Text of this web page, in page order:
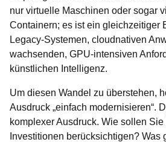
nur virtuelle Maschinen oder sogar
Containern; es ist ein gleichzeitiger
Legacy-Systemen, cloudnativen
wachsenden, GPU-intensiven
künstlichen Intelligenz.
Um diesen Wandel zu überstehen,
Ausdruck „einfach modernisieren“.
komplexer Ausdruck. Wie sollen
Investitionen berücksichtigen? Was